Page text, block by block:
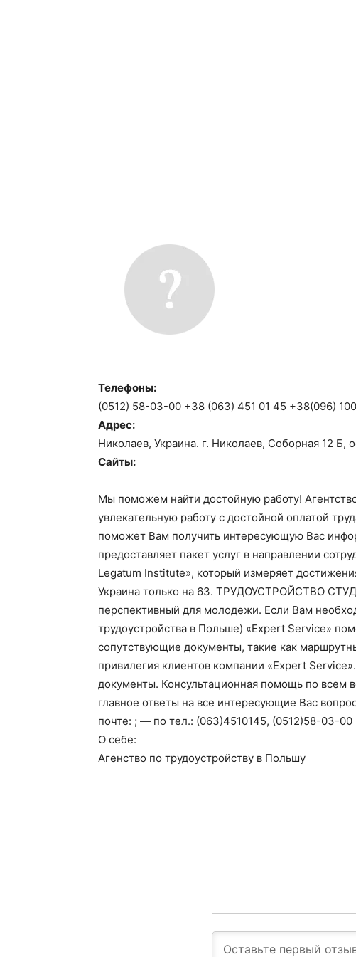
Телефоны:
(0512) 58-03-00 +38 (063) 451 01 45 +38(096)
Адрес:
Николаев, Украина. г. Николаев, Соборная 12 Б,
Сайты:
Мы поможем найти достойную работу!
увлекательную работу с достойной оплатой
поможет Вам получить интересующую Вас
предоставляет пакет услуг в направлении
Legatum Institute», который измеряет
Украина только на 63. ТРУДОУСТРОЙСТВО
перспективный для молодежи. Если Вам
трудоустройства в Польше) «Expert Service»
сопутствующие документы, такие как
привилегия клиентов компании «Expert
документы. Консультационная помощь по всем
главное ответы на все интересующие Вас
почте: ; — по тел.: (063)4510145, (0512)58-03-00
О себе:
Агенство по трудоустройству в Польшу